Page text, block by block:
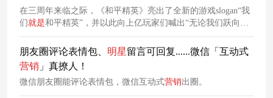
在三周年来临之际，《和平精英》亮出了全新的游戏slogan“我
们就是和平精英”，并以此向上亿玩家们喊出“无论我们跃向何
处，必将落地有声”的价值主张，跳出游戏营销桎梏，以更广阔
的视野与更真实的故事开启了游戏破圈的新纪元。
朋友圈评论表情包、 明星留言可回复......微信「互动式
营销 」真撩人！
微信朋友圈能评论表情包，微信互动式营销出圈。